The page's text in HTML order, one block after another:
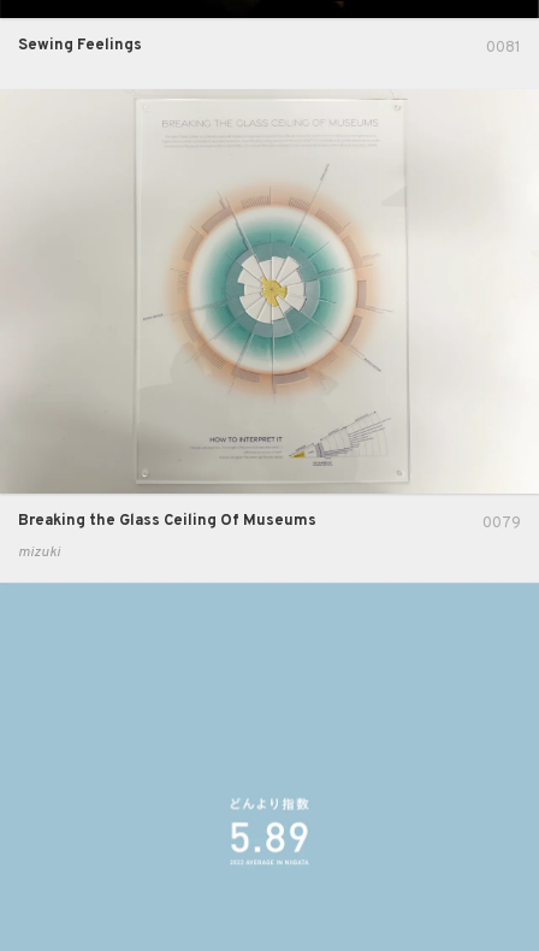
0081
Sewing Feelings
0079
Breaking the Glass Ceiling Of Museums
mizuki